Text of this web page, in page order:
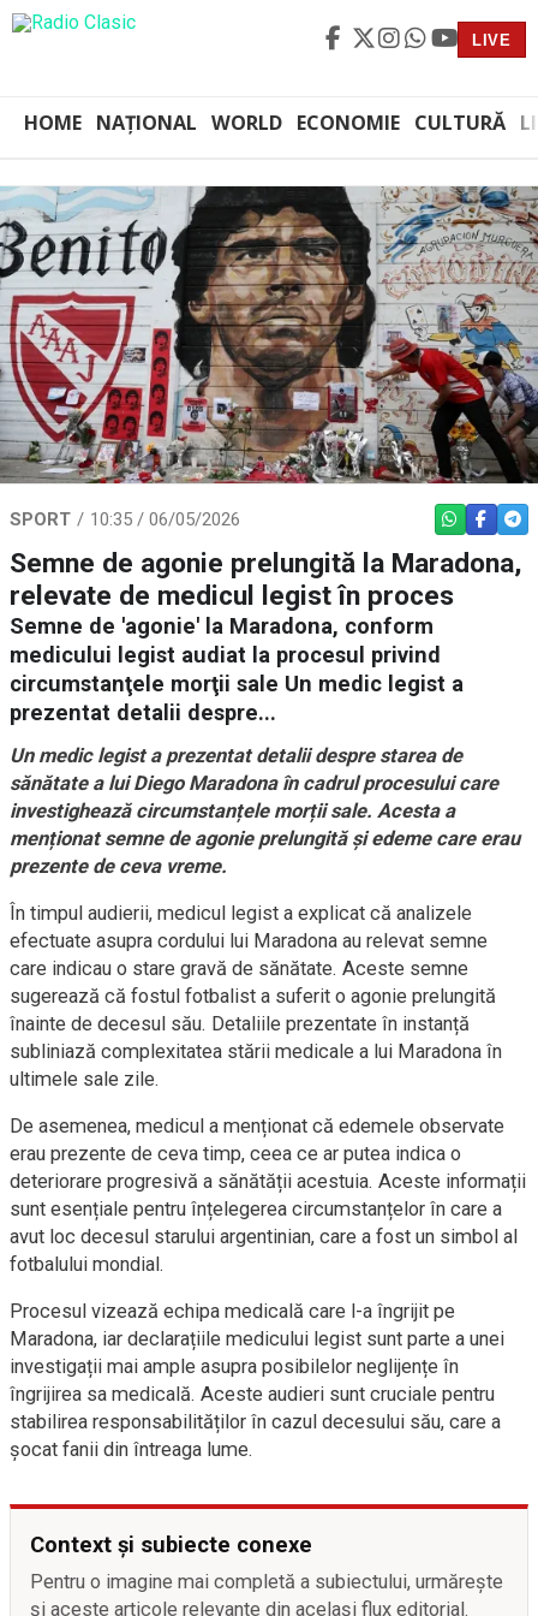
LIVE
HOME NAȚIONAL WORLD ECONOMIE CULTURĂ
SPORT 10:35 / 06/05/2026 WHATSAPP
Semne de agonie prelungită la Maradona,
relevate de medicul legist în proces
Semne de 'agonie' la Maradona, conform
medicului legist audiat la procesul privind
circumstanţele morţii sale Un medic legist a
prezentat detalii despre...
Un medic legist a prezentat detalii despre starea de
sănătate a lui Diego Maradona în cadrul procesului care
investighează circumstanțele morții sale. Acesta a
menționat semne de agonie prelungită și edeme care erau
prezente de ceva vreme.
În timpul audierii, medicul legist a explicat că analizele
efectuate asupra cordului lui Maradona au relevat semne
care indicau o stare gravă de sănătate. Aceste semne
sugerează că fostul fotbalist a suferit o agonie prelungită
înainte de decesul său. Detaliile prezentate în instanță
subliniază complexitatea stării medicale a lui Maradona în
ultimele sale zile.
De asemenea, medicul a menționat că edemele observate
erau prezente de ceva timp, ceea ce ar putea indica o
deteriorare progresivă a sănătății acestuia. Aceste informații
sunt esențiale pentru înțelegerea circumstanțelor în care a
avut loc decesul starului argentinian, care a fost un simbol al
fotbalului mondial.
Procesul vizează echipa medicală care l-a îngrijit pe
Maradona, iar declarațiile medicului legist sunt parte a unei
investigații mai ample asupra posibilelor neglijențe în
îngrijirea sa medicală. Aceste audieri sunt cruciale pentru
stabilirea responsabilităților în cazul decesului său, care a
șocat fanii din întreaga lume.
Context și subiecte conexe
Pentru o imagine mai completă a subiectului, urmărește
și aceste articole relevante din același flux editorial.